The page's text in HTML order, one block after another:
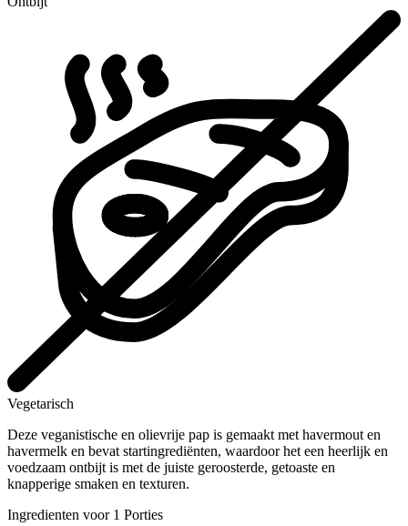
Vegetarisch
Deze veganistische en olievrije pap is gemaakt met havermout en
havermelk en bevat startingrediënten, waardoor het een heerlijk en
voedzaam ontbijt is met de juiste geroosterde, getoaste en
knapperige smaken en texturen.
Ingredienten voor 1 Porties